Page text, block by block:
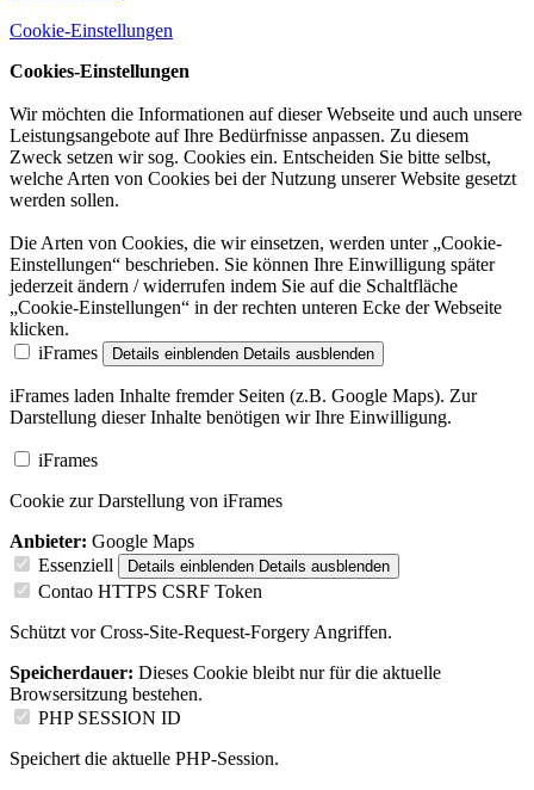
Cookie-Einstellungen
Cookies-Einstellungen
Wir möchten die Informationen auf dieser Webseite und auch unsere
Leistungsangebote auf Ihre Bedürfnisse anpassen. Zu diesem
Zweck setzen wir sog. Cookies ein. Entscheiden Sie bitte selbst,
welche Arten von Cookies bei der Nutzung unserer Website gesetzt
werden sollen.
Die Arten von Cookies, die wir einsetzen, werden unter „Cookie-
Einstellungen“ beschrieben. Sie können Ihre Einwilligung später
jederzeit ändern / widerrufen indem Sie auf die Schaltfläche
„Cookie-Einstellungen“ in der rechten unteren Ecke der Webseite
klicken.
iFrames
Details einblenden Details ausblenden
iFrames laden Inhalte fremder Seiten (z.B. Google Maps). Zur
Darstellung dieser Inhalte benötigen wir Ihre Einwilligung.
iFrames
Cookie zur Darstellung von iFrames
Anbieter: Google Maps
Essenziell
Details einblenden Details ausblenden
Contao HTTPS CSRF Token
Schützt vor Cross-Site-Request-Forgery Angriffen.
Speicherdauer: Dieses Cookie bleibt nur für die aktuelle
Browsersitzung bestehen.
PHP SESSION ID
Speichert die aktuelle PHP-Session.